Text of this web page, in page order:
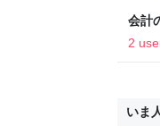
会計
課題
2
いま